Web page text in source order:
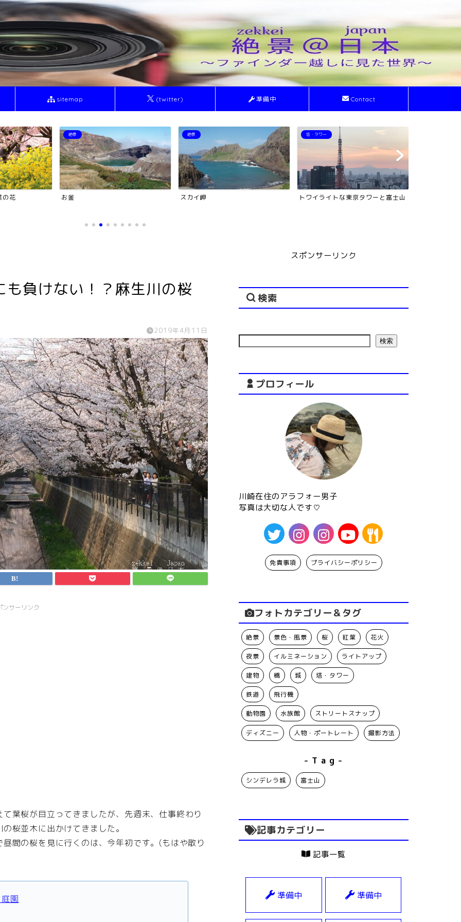
sitemap (twitter) 準備中 Contact
絶景
スカイ岬
塔・タワー
トワイライトな東京タワーと富士山
ライトアップ
ライトアップされた夜の東京駅
負けない！？麻生川の桜
2019年4月11日
ンサーリンク
葉桜が目立ってきましたが、先週末、仕事終わり
桜並木に出かけてきました。
間の桜を見に行くのは、今年初です。(もはや散り
園
スポンサーリンク
検索
検索
プロフィール
川崎在住のアラフォー男子
写真は大切な人です♡
免責事項 プライバシーポリシー
フォトカテゴリー＆タグ
絶景 景色・風景 桜 紅葉 花火
夜景 イルミネーション ライトアップ
建物 橋 城 塔・タワー
鉄道 飛行機
動物園 水族館 ストリートスナップ
ディズニー 人物・ポートレート 撮影方法
- T a g -
シンデレラ城 富士山
記事カテゴリー
記事一覧
準備中 準備中